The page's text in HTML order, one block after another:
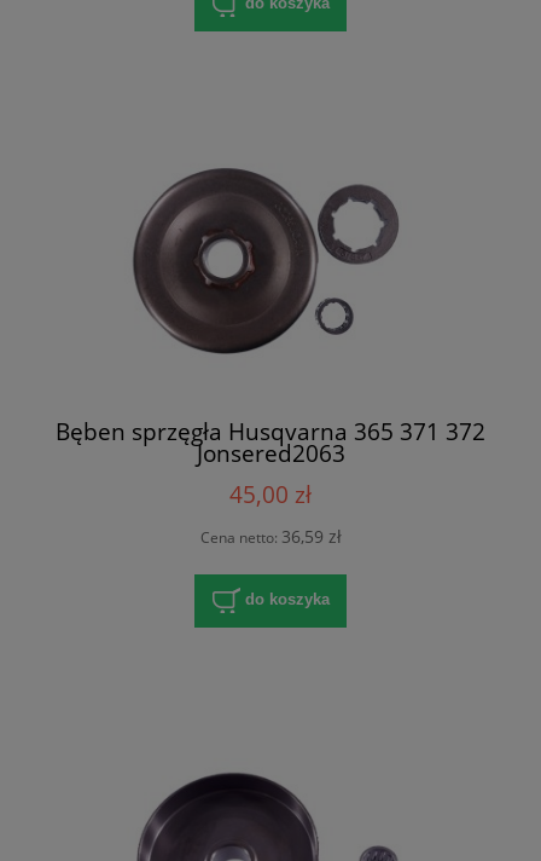
Bęben sprzęgła Husqvarna 365 371 372
Jonsered2063
45,00 zł
Cena netto: 36,59 zł
do koszyka